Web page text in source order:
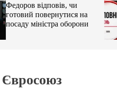
Федоров відповів, чи
готовий повернутися на
посаду міністра оборони
Євросоюз